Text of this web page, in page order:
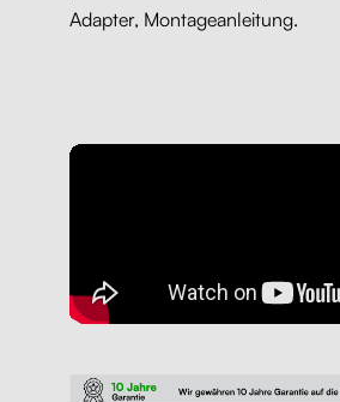
Adapter, Montageanleitung.